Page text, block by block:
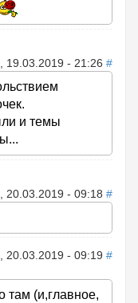
19.03.2019 - 21:26 #
и темы
20.03.2019 - 09:18 #
20.03.2019 - 09:19 #
там (и,главное,